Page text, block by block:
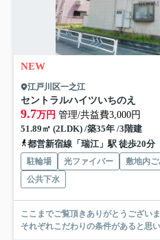
NEW
江戸川区一之江
セントラルハイツいちのえ
9.7万円 管理/共益費3,000円
51.89㎡ (2LDK) /築35年 /3階建
都営新宿線「瑞江」駅 徒歩20分
駐輪場 光ファイバー 敷地内
公共下水
ここまでご覧頂きありがとうございます。 お部屋探しの際には
それぞれこだわりの条件があると思